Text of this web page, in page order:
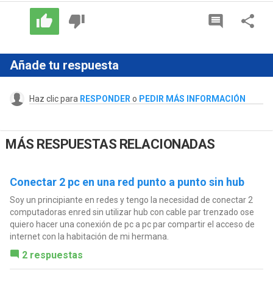
Añade tu respuesta
Haz clic para RESPONDER o PEDIR MÁS INFORMACIÓN
MÁS RESPUESTAS RELACIONADAS
Conectar 2 pc en una red punto a punto sin hub
Soy un principiante en redes y tengo la necesidad de conectar 2
computadoras enred sin utilizar hub con cable par trenzado ose
quiero hacer una conexión de pc a pc par compartir el acceso de
internet con la habitación de mi hermana.
2 respuestas